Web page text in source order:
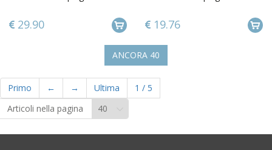
29.90 19.76
ANCORA 40
Primo ← → Ultima 1 / 5
Articoli nella pagina